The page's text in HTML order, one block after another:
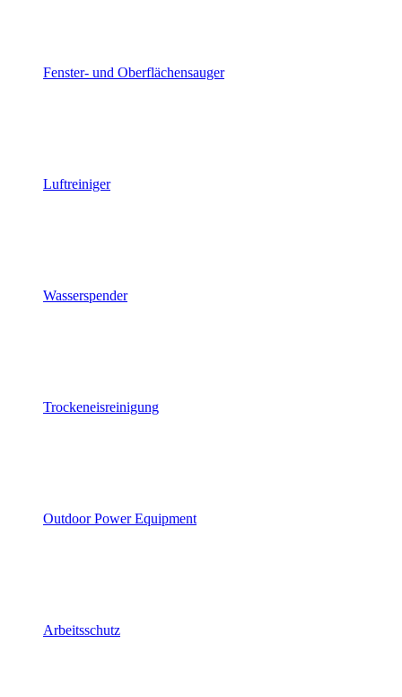
Fenster- und Oberflächensauger
Luftreiniger
Wasserspender
Trockeneisreinigung
Outdoor Power Equipment
Arbeitsschutz